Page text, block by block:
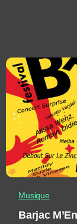
Musique
Barjac